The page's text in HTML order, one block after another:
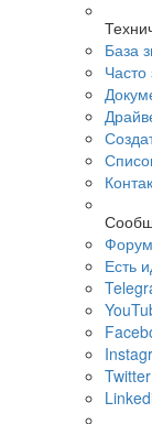
База
Форум
Есть
Twitter